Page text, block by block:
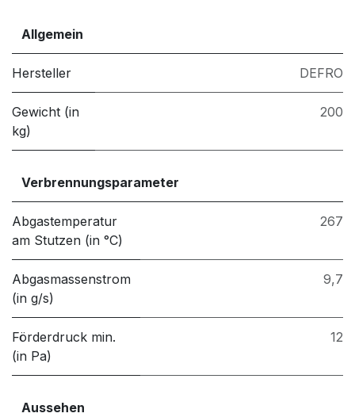
Allgemein
Hersteller DEFRO
Gewicht (in
kg)
200
Verbrennungsparameter
Abgastemperatur
am Stutzen (in °C)
267
Abgasmassenstrom
(in g/s)
9,7
Förderdruck min.
(in Pa)
12
Aussehen